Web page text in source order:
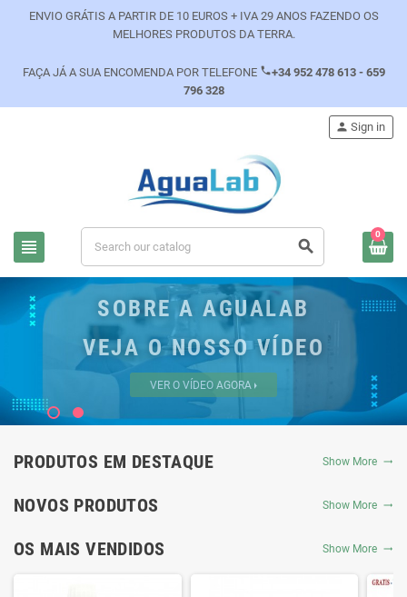
ENVIO GRÁTIS A PARTIR DE 10 EUROS + IVA 29 ANOS FAZENDO OS
MELHORES PRODUTOS DA TERRA.
FAÇA JÁ A SUA ENCOMENDA POR TELEFONE phone+34 952 478 613 - 659
796 328
view_headline search
person Sign in
0
PRODUTOS EM DESTAQUE Show More
NOVOS PRODUTOS Show More
OS MAIS VENDIDOS Show More